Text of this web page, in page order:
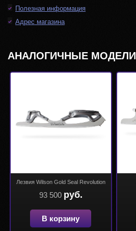
Полезная информация
Адрес магазина
АНАЛОГИЧНЫЕ МОДЕЛИ
Лезвия Wilson Gold Seal Revolution
93 500 руб.
В корзину